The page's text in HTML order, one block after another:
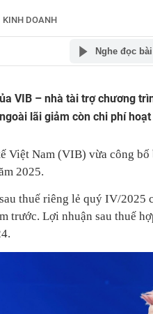
KINH DOANH
Nghe đọc bài
VIB – nhà tài trợ chương
lãi giảm còn chi phí
Việt Nam (VIB) vừa công
2025.
thuế riêng lẻ quý IV/2025
trước. Lợi nhuận sau thuế